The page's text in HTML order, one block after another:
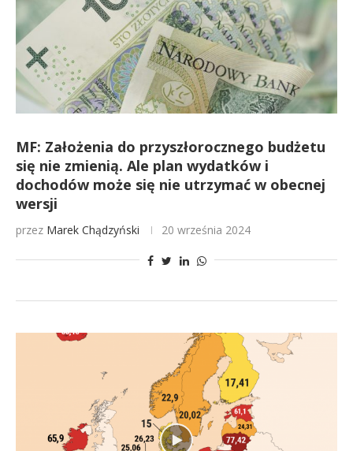
MF: Założenia do przyszłorocznego budżetu
się nie zmienią. Ale plan wydatków i
dochodów może się nie utrzymać w obecnej
wersji
przez Marek Chądzyński 20 września 2024